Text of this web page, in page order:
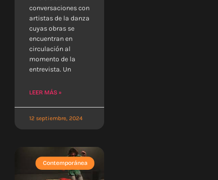
conversaciones con
artistas de la danza
cuyas obras se
encuentran en
circulación al
momento de la
entrevista. Un
LEER MÁS »
12 septiembre, 2024
Contemporánea